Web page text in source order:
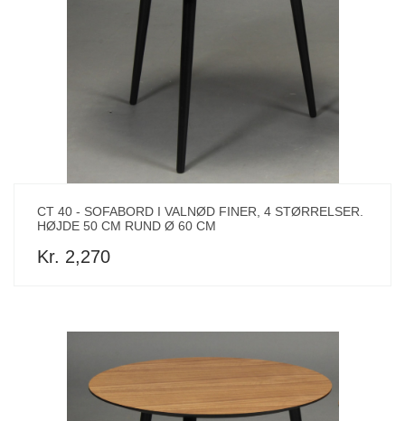
CT 40 - SOFABORD I VALNØD FINER, 4 STØRRELSER.
HØJDE 50 CM RUND Ø 60 CM
Kr. 2,270